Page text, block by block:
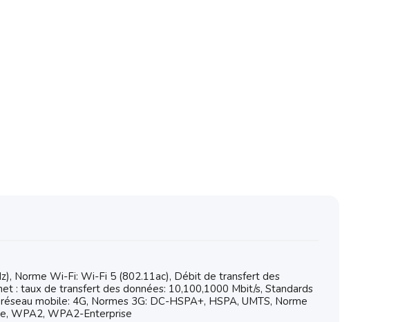
Norme Wi-Fi: Wi-Fi 5 (802.11ac), Débit de transfert des
: taux de transfert des données: 10,100,1000 Mbit/s, Standards
mobile: 4G, Normes 3G: DC-HSPA+, HSPA, UMTS, Norme
WPA2, WPA2-Enterprise